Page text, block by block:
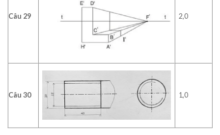
Câu 29 2,0
Câu 30 1,0